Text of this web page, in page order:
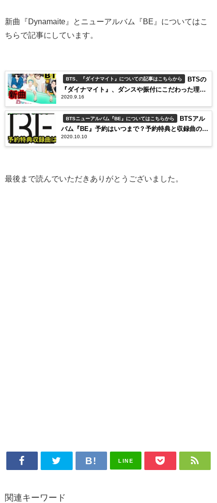
新曲『Dynamaite』とニューアルバム『BE』についてはこ
ちらで記事にしています。
BTS、『ダイナマイト』についての記事はこちらから
BTSの
『ダイナマイト』、ダンスや振付にこだわった理由
が興味深い。
2020.9.16
BTSニューアルバム『BE』についてはこちらから
BTSアル
バム『BE』予約はいつまで？予約特典と収録曲の内
容は？
2020.10.10
最後まで読んでいただきありがとうございました。
LINE
関連キーワード